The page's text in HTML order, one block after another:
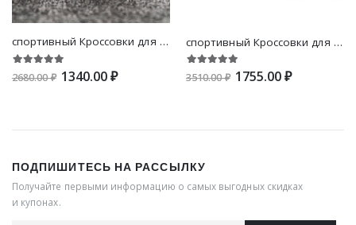
спортивный Кроссовки для мужчин , с текстовым принтом на шнурках Кроссовки
2680.00 ₽ 1340.00 ₽
спортивный Кроссовки для мужчин , с текстовым принтом на шнурках Кроссовки
3510.00 ₽ 1755.00 ₽
ПОДПИШИТЕСЬ НА РАССЫЛКУ
Получайте первыми информацию о самых выгодных скидках
и купонах.